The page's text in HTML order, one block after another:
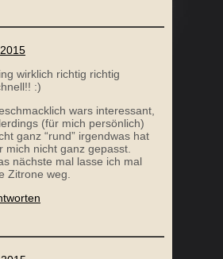
wirklich richtig richtig
:)
wars interessant,
(für mich persönlich)
ganz “rund” irgendwas hat
mich nicht ganz gepasst.
nächste mal lasse ich mal
Zitrone weg.